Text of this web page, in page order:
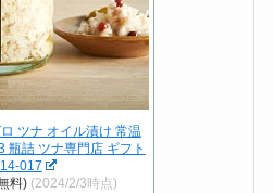
ツナ オイル漬け 常温
瓶詰 ツナ専門店 ギフト
017
料) (2024/2/3時点)